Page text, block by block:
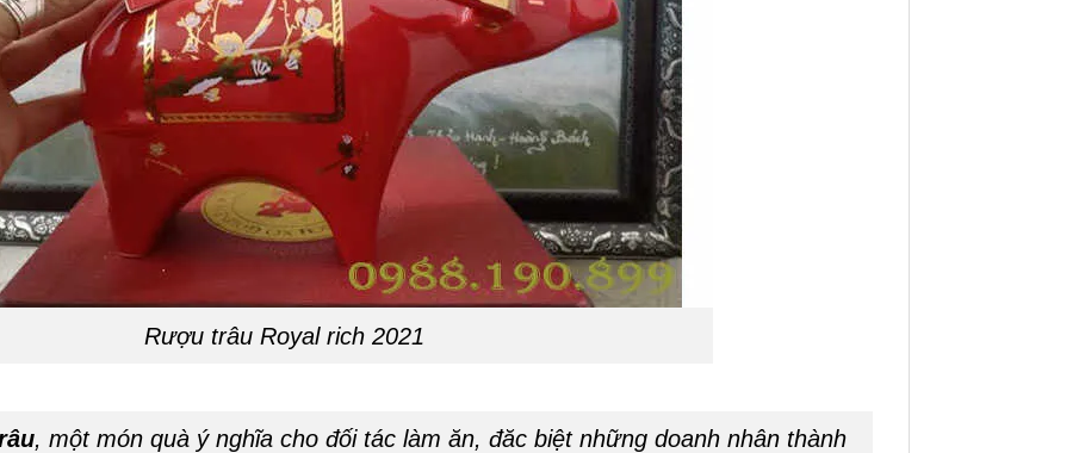
Rượu trâu Royal rich 2021
, một món quà ý nghĩa cho đối tác làm ăn, đăc biệt những doanh nhân thành